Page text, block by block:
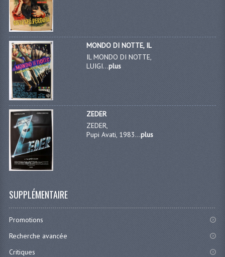
MONDO DI NOTTE, IL
IL MONDO DI NOTTE,
LUIGI...plus
ZEDER
ZEDER,
Pupi Avati, 1983...plus
SUPPLÉMENTAIRE
Promotions
Recherche avancée
Critiques